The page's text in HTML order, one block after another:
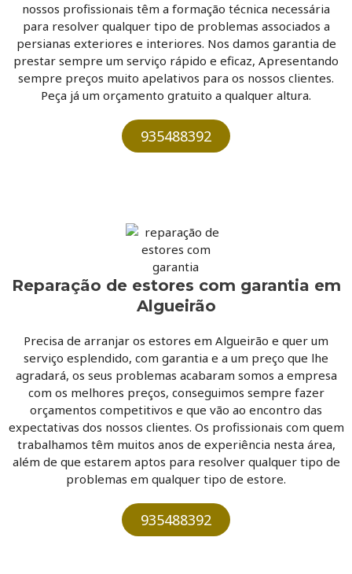
nossos profissionais têm a formação técnica necessária
para resolver qualquer tipo de problemas associados a
persianas exteriores e interiores. Nos damos garantia de
prestar sempre um serviço rápido e eficaz, Apresentando
sempre preços muito apelativos para os nossos clientes.
Peça já um orçamento gratuito a qualquer altura.​
935488392
Reparação de estores com garantia em
Algueirão
Precisa de arranjar os estores em Algueirão e quer um
serviço esplendido, com garantia e a um preço que lhe
agradará, os seus problemas acabaram somos a empresa
com os melhores preços, conseguimos sempre fazer
orçamentos competitivos e que vão ao encontro das
expectativas dos nossos clientes. Os profissionais com quem
trabalhamos têm muitos anos de experiência nesta área,
além de que estarem aptos para resolver qualquer tipo de
problemas em qualquer tipo de estore.
935488392